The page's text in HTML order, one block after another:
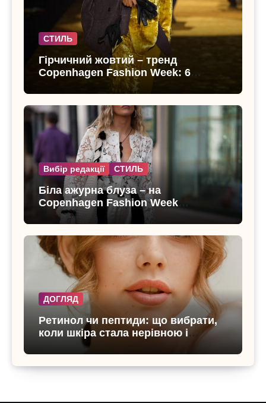
СТИЛЬ
Гірчичний жовтий – тренд
Copenhagen Fashion Week: 6
образів, що переводять літо в
осінь
Вибір редакції СТИЛЬ
Біла ажурна блуза – на
Copenhagen Fashion Week
показали тренд цього літа
ДОГЛЯД
Ретинол чи пептиди: що вибрати,
коли шкіра стала нерівною і
чутливою